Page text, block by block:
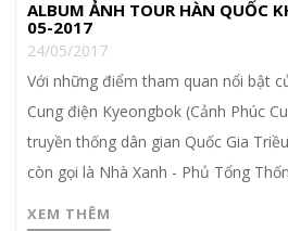
ALBUM ẢNH TOUR HÀN QUỐC
05-2017
24/05/2017
Với những điểm tham quan nổi bật
Cung điện Kyeongbok (Cảnh Phúc
truyền thống dân gian Quốc Gia
còn gọi là Nhà Xanh - Phủ Tổng
XEM THÊM